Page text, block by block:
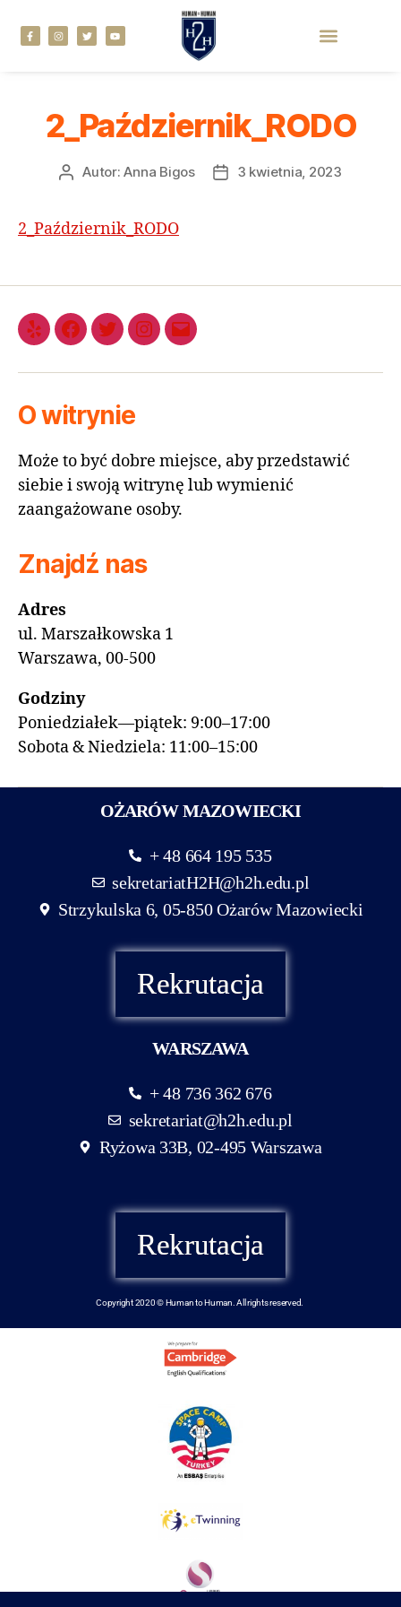
2_Październik_RODO
Autor:Anna Bigos 3 kwietnia, 2023
2_Październik_RODO
O witrynie
Może to być dobre miejsce, aby przedstawić
siebie i swoją witrynę lub wymienić
zaangażowane osoby.
Znajdź nas
Adres
ul. Marszałkowska 1
Warszawa, 00-500
Godziny
Poniedziałek—piątek: 9:00–17:00
Sobota & Niedziela: 11:00–15:00
OŻARÓW MAZOWIECKI
+ 48 664 195 535
sekretariatH2H@h2h.edu.pl
Strzykulska 6, 05-850 Ożarów Mazowiecki
Rekrutacja
WARSZAWA
+ 48 736 362 676
sekretariat@h2h.edu.pl
Ryżowa 33B, 02-495 Warszawa
Rekrutacja
Copyright 2020 © Human to Human. All rights reserved.